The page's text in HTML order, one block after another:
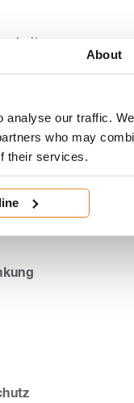
About
analyse our traffic.
who may
their services.
.